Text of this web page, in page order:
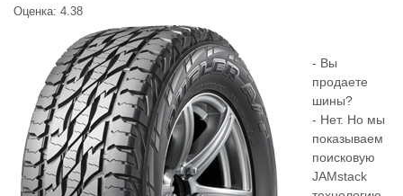
Оценка: 4.38
- Вы
продаете
шины?
- Нет. Но мы
показываем
поисковую
JAMstack